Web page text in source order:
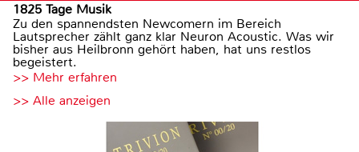
1825 Tage Musik
Zu den spannendsten Newcomern im Bereich
Lautsprecher zählt ganz klar Neuron Acoustic. Was wir
bisher aus Heilbronn gehört haben, hat uns restlos
begeistert.
>> Mehr erfahren
>> Alle anzeigen